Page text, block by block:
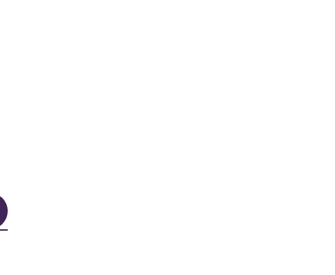
(68 avenue de Verdun)